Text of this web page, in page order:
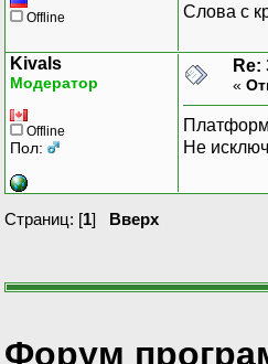
Offline Слова с
Kivals
Модератор
Offline
Пол:
«
Не
Страниц: [1] Вверх
Форум